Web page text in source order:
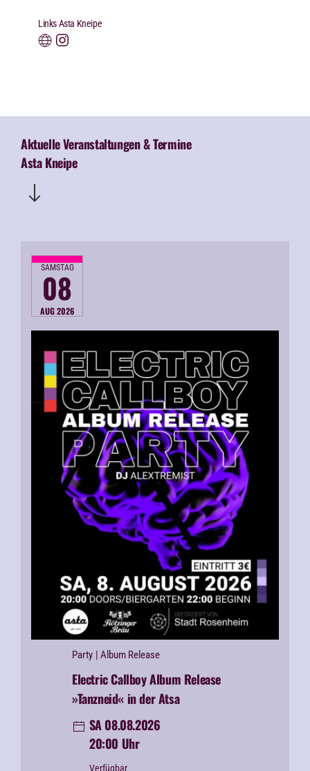
Links Asta Kneipe
Aktuelle Veranstaltungen & Termine
Asta Kneipe
SAMSTAG
08
AUG 2026
Party | Album Release
Electric Callboy Album Release
»Tanzneid« in der Atsa
SA 08.08.2026
20:00 Uhr
Verfügbar